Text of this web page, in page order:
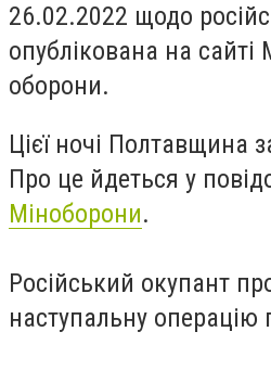
26.02.2022 щодо
опублікована на сайті
оборони.
Цієї ночі Полтавщина
Про це йдеться у
Міноборони.
Російський окупант
наступальну операцію